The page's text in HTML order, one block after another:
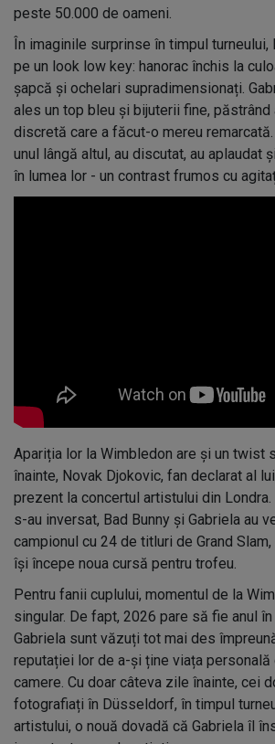
peste 50.000 de oameni.
În imaginile surprinse în timpul turneului,
pe un look low key: hanorac închis la
șapcă și ochelari supradimensionați.
ales un top bleu și bijuterii fine, păstrând
discretă care a făcut-o mereu
unul lângă altul, au discutat, au aplaudat
în lumea lor - un contrast frumos cu
Apariția lor la Wimbledon are și un twist
înainte, Novak Djokovic, fan declarat al
prezent la concertul artistului din Londra.
s-au inversat, Bad Bunny și Gabriela au
campionul cu 24 de titluri de Grand
își începe noua cursă pentru trofeu.
Pentru fanii cuplului, momentul de la
singular. De fapt, 2026 pare să fie anul
Gabriela sunt văzuți tot mai des
reputației lor de a-și ține viața personală
camere. Cu doar câteva zile înainte, cei
fotografiați în Düsseldorf, în timpul
artistului, o nouă dovadă că Gabriela îl